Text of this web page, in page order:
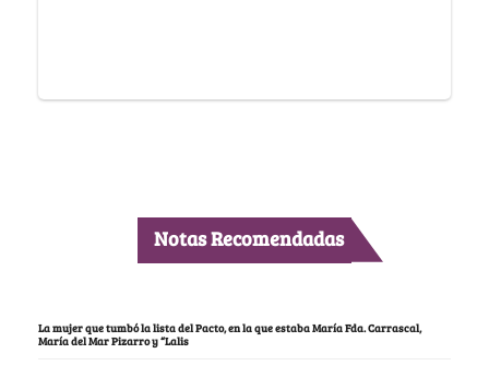
Notas Recomendadas
La mujer que tumbó la lista del Pacto, en la que estaba María Fda. Carrascal,
María del Mar Pizarro y “Lalis